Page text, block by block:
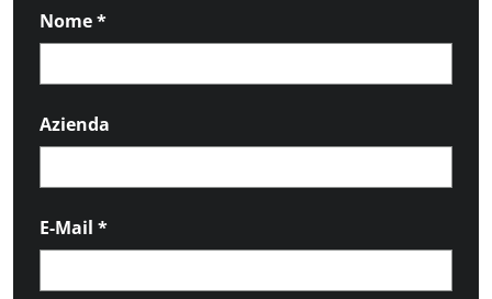
Nome*
Azienda
E-Mail *